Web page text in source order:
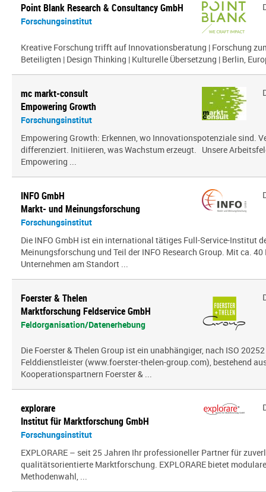
Point Blank Research & Consultancy GmbH
Forschungsinstitut
Kreative Forschung trifft auf Innovationsberatung | Forschung
Beteiligten | Design Thinking | Kulturelle Übersetzung | Berlin,
mc markt-consult
Empowering Growth
Forschungsinstitut
Empowering Growth: Erkennen, wo Innovationspotenziale sind.
differenziert. Initiieren, was Wachstum erzeugt. Unsere
Empowering ...
INFO GmbH
Markt- und Meinungsforschung
Forschungsinstitut
Die INFO GmbH ist ein international tätiges Full-Service-Institut
Meinungsforschung und Teil der INFO Research Group. Mit ca.
Unternehmen am Standort ...
Foerster & Thelen
Marktforschung Feldservice GmbH
Feldorganisation/Datenerhebung
Die Foerster & Thelen Group ist ein unabhängiger, nach ISO
Felddienstleister (www.foerster-thelen-group.com), bestehend
Kooperationspartnern Foerster & ...
explorare
Institut für Marktforschung GmbH
Forschungsinstitut
EXPLORARE – seit 25 Jahren Ihr professioneller Partner für
qualitätsorientierte Marktforschung. EXPLORARE bietet
Methodenwahl, ...